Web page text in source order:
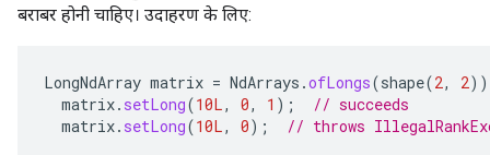
बराबर होनी चाहिए। उदाहरण के लिए:
LongNdArray matrix = NdArrays .ofLongs(shape(2, 2
matrix. setLong(10L, 0, 1 );
// succeeds
matrix. setLong(10L, 0); // throws